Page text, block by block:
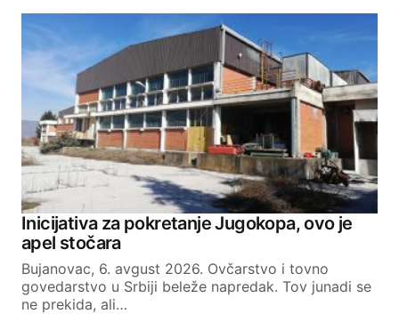
Inicijativa za pokretanje Jugokopa, ovo je
apel stočara
Bujanovac, 6. avgust 2026. Ovčarstvo i tovno
govedarstvo u Srbiji beleže napredak. Tov junadi se
ne prekida, ali…